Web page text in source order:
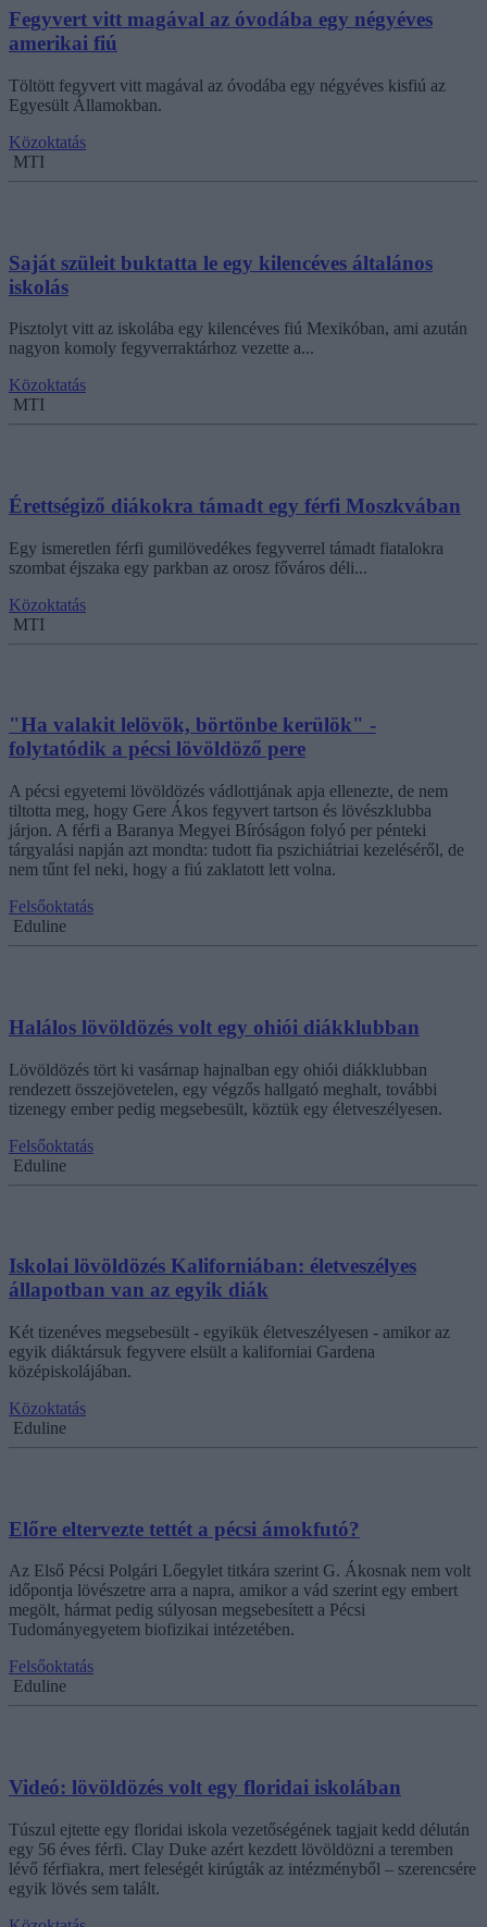
Fegyvert vitt magával az óvodába egy négyéves
amerikai fiú
Töltött fegyvert vitt magával az óvodába egy négyéves kisfiú az
Egyesült Államokban.
Közoktatás
MTI
Saját szüleit buktatta le egy kilencéves általános
iskolás
Pisztolyt vitt az iskolába egy kilencéves fiú Mexikóban, ami azután
nagyon komoly fegyverraktárhoz vezette a...
Közoktatás
MTI
Érettségiző diákokra támadt egy férfi Moszkvában
Egy ismeretlen férfi gumilövedékes fegyverrel támadt fiatalokra
szombat éjszaka egy parkban az orosz főváros déli...
Közoktatás
MTI
"Ha valakit lelövök, börtönbe kerülök" -
folytatódik a pécsi lövöldöző pere
A pécsi egyetemi lövöldözés vádlottjának apja ellenezte, de nem
tiltotta meg, hogy Gere Ákos fegyvert tartson és lövészklubba
járjon. A férfi a Baranya Megyei Bíróságon folyó per pénteki
tárgyalási napján azt mondta: tudott fia pszichiátriai kezeléséről, de
nem tűnt fel neki, hogy a fiú zaklatott lett volna.
Felsőoktatás
Eduline
Halálos lövöldözés volt egy ohiói diákklubban
Lövöldözés tört ki vasárnap hajnalban egy ohiói diákklubban
rendezett összejövetelen, egy végzős hallgató meghalt, további
tizenegy ember pedig megsebesült, köztük egy életveszélyesen.
Felsőoktatás
Eduline
Iskolai lövöldözés Kaliforniában: életveszélyes
állapotban van az egyik diák
Két tizenéves megsebesült - egyikük életveszélyesen - amikor az
egyik diáktársuk fegyvere elsült a kaliforniai Gardena
középiskolájában.
Közoktatás
Eduline
Előre eltervezte tettét a pécsi ámokfutó?
Az Első Pécsi Polgári Lőegylet titkára szerint G. Ákosnak nem volt
időpontja lövészetre arra a napra, amikor a vád szerint egy embert
megölt, hármat pedig súlyosan megsebesített a Pécsi
Tudományegyetem biofizikai intézetében.
Felsőoktatás
Eduline
Videó: lövöldözés volt egy floridai iskolában
Túszul ejtette egy floridai iskola vezetőségének tagjait kedd délután
egy 56 éves férfi. Clay Duke azért kezdett lövöldözni a teremben
lévő férfiakra, mert feleségét kirúgták az intézményből – szerencsére
egyik lövés sem talált.